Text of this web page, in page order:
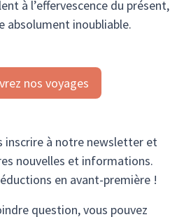
à l’effervescence du présent,
absolument inoubliable.
nos voyages
inscrire à notre newsletter et
nouvelles et informations.
en avant-première !
question, vous pouvez